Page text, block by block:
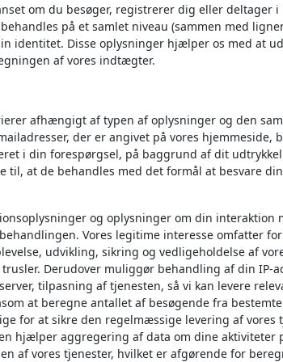
om du besøger, registrerer dig eller deltager i
på et samlet niveau (sammen med
identitet. Disse oplysninger hjælper os med at
af vores indtægter.
afhængigt af typen af oplysninger og den
der er angivet på vores hjemmeside,
i din forespørgsel, på baggrund af dit
til, at de behandles med det formål at besvare din
og oplysninger om din interaktion
Vores legitime interesse omfatter
udvikling, sikring og vedligeholdelse af
Derudover muliggør behandling af din IP-
tilpasning af tjenesten, så vi kan levere
at beregne antallet af besøgende fra
for at sikre den regelmæssige levering af vores
hjælper aggregering af data om dine aktiviteter
af vores tjenester, hvilket er afgørende for